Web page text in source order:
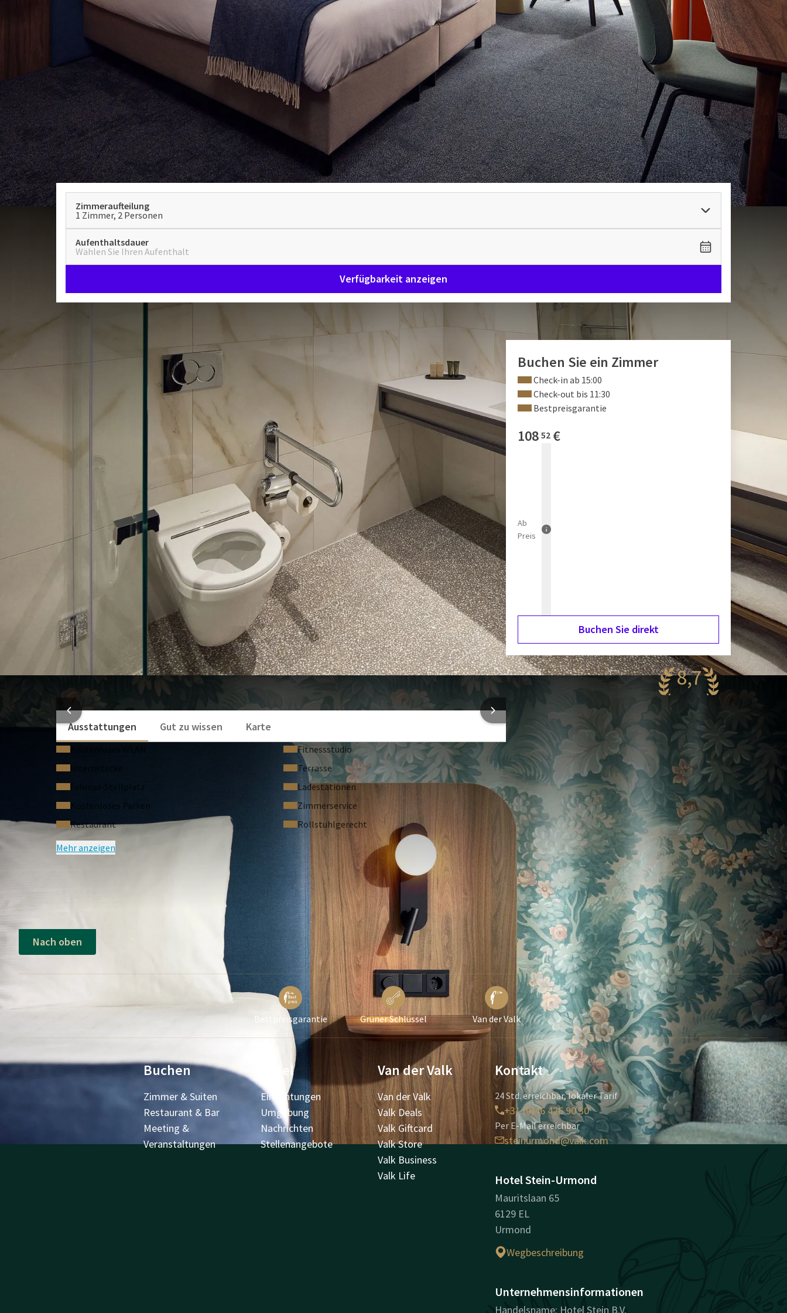
Zimmeraufteilung
1 Zimmer, 2 Personen
Aufenthaltsdauer
Wählen Sie Ihren Aufenthalt
Verfügbarkeit anzeigen
Behindertengerechte Zimmer
KOMFORT DELUXE HOTELZIMMER
Behindertengerechte Dusche
Luxuriöses, geräumiges, angepasstes Zimmer mit Schreibtisch, Telefon und Fernseher.
Das Badezimmer, samt Dusche und WC ist mit dem Rollstuhl zugänglich und mit einem Alarm ausgestattet.
ZIMMER AUSSTATTUNGEN
Doppelbett
Behindertengerechte Dusche
Behindertentoilette
Föhn
Kosmetikspiegel
Bügelzubehör
Smart-TV
Ganzkörperspiegel
Buchen Sie ein Zimmer
Check-in ab 15:00
Check-out bis 11:30
Bestpreisgarantie
108 52 €
Ab
Preis
Buchen Sie direkt
8,7
Fantastisch
HOTELINFORMATIONEN
Ausstattungen
Gut zu wissen Karte
Fitnessstudio
Terrasse
Fahrrad-Stellplatz
Ladestationen
Kostenloses Parken
Zimmerservice
Restaurant
Rollstuhlgerecht
Mehr anzeigen
Nach oben
Bestpreisgarantie Grüner Schlüssel Van der Valk
Buchen
Zimmer & Suiten
Restaurant & Bar
Meeting &
Veranstaltungen
Hotel
Einrichtungen
Umgebung
Nachrichten
Stellenangebote
Van der Valk
Van der Valk
Valk Deals
Valk Giftcard
Valk Store
Valk Business
Valk Life
Kontakt
24 Std. erreichbar, lokaler Tarif
+31 (0)46 426 90 30
Per E-Mail erreichbar
steinurmond@valk.com
Hotel Stein-Urmond
Mauritslaan 65
6129 EL
Urmond
Wegbeschreibung
Unternehmensinformationen
Handelsname: Hotel Stein B.V.